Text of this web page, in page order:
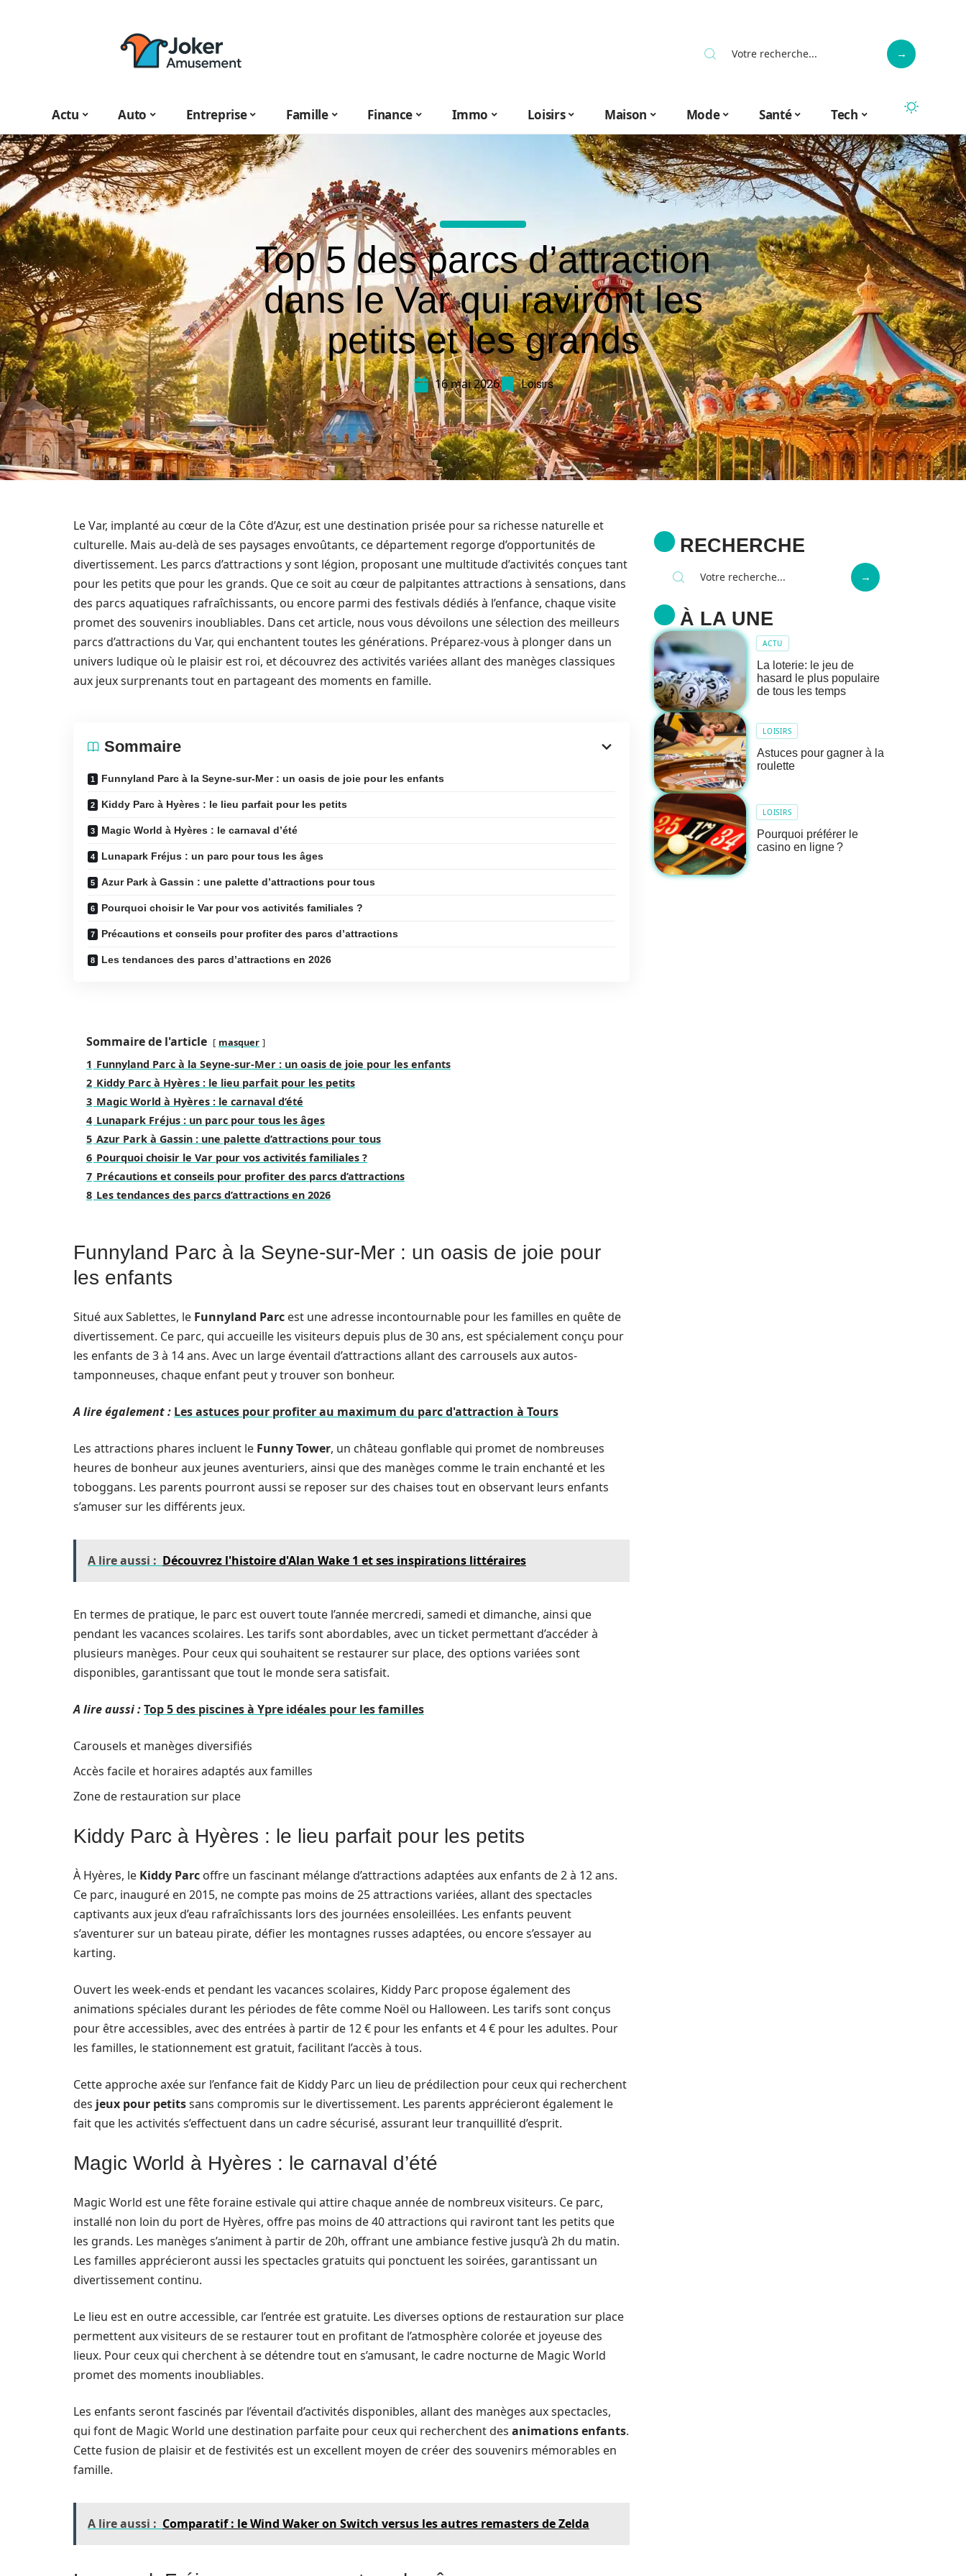
Actu Auto Entreprise Famille Finance Immo Loisirs Maison Mode Santé Tech
Top 5 des parcs d’attraction
dans le Var qui raviront les
petits et les grands
16 mai 2026 Loisirs
Le Var, implanté au cœur de la Côte d’Azur, est une destination prisée pour sa richesse naturelle et
culturelle. Mais au-delà de ses paysages envoûtants, ce département regorge d’opportunités de
divertissement. Les parcs d’attractions y sont légion, proposant une multitude d’activités conçues tant
pour les petits que pour les grands. Que ce soit au cœur de palpitantes attractions à sensations, dans
des parcs aquatiques rafraîchissants, ou encore parmi des festivals dédiés à l’enfance, chaque visite
promet des souvenirs inoubliables. Dans cet article, nous vous dévoilons une sélection des meilleurs
parcs d’attractions du Var, qui enchantent toutes les générations. Préparez-vous à plonger dans un
univers ludique où le plaisir est roi, et découvrez des activités variées allant des manèges classiques
aux jeux surprenants tout en partageant des moments en famille.
Sommaire
Funnyland Parc à la Seyne-sur-Mer : un oasis de joie pour les enfants
Kiddy Parc à Hyères : le lieu parfait pour les petits
Magic World à Hyères : le carnaval d’été
Lunapark Fréjus : un parc pour tous les âges
Azur Park à Gassin : une palette d’attractions pour tous
Pourquoi choisir le Var pour vos activités familiales ?
Précautions et conseils pour profiter des parcs d’attractions
Les tendances des parcs d’attractions en 2026
Sommaire de l'article masquer
1 Funnyland Parc à la Seyne-sur-Mer : un oasis de joie pour les enfants
2 Kiddy Parc à Hyères : le lieu parfait pour les petits
3 Magic World à Hyères : le carnaval d’été
4 Lunapark Fréjus : un parc pour tous les âges
5 Azur Park à Gassin : une palette d’attractions pour tous
6 Pourquoi choisir le Var pour vos activités familiales ?
7 Précautions et conseils pour profiter des parcs d’attractions
8 Les tendances des parcs d’attractions en 2026
Funnyland Parc à la Seyne-sur-Mer : un oasis de joie pour
les enfants
Situé aux Sablettes, le Funnyland Parc est une adresse incontournable pour les familles en quête de
divertissement. Ce parc, qui accueille les visiteurs depuis plus de 30 ans, est spécialement conçu pour
les enfants de 3 à 14 ans. Avec un large éventail d’attractions allant des carrousels aux autos-
tamponneuses, chaque enfant peut y trouver son bonheur.
A lire également : Les astuces pour profiter au maximum du parc d'attraction à Tours
Les attractions phares incluent le Funny Tower, un château gonflable qui promet de nombreuses
heures de bonheur aux jeunes aventuriers, ainsi que des manèges comme le train enchanté et les
toboggans. Les parents pourront aussi se reposer sur des chaises tout en observant leurs enfants
s’amuser sur les différents jeux.
A lire aussi : Découvrez l'histoire d'Alan Wake 1 et ses inspirations littéraires
En termes de pratique, le parc est ouvert toute l’année mercredi, samedi et dimanche, ainsi que
pendant les vacances scolaires. Les tarifs sont abordables, avec un ticket permettant d’accéder à
plusieurs manèges. Pour ceux qui souhaitent se restaurer sur place, des options variées sont
disponibles, garantissant que tout le monde sera satisfait.
A lire aussi :Top 5 des piscines à Ypre idéales pour les familles
Carousels et manèges diversifiés
Accès facile et horaires adaptés aux familles
Zone de restauration sur place
Kiddy Parc à Hyères : le lieu parfait pour les petits
À Hyères, le Kiddy Parc offre un fascinant mélange d’attractions adaptées aux enfants de 2 à 12 ans.
Ce parc, inauguré en 2015, ne compte pas moins de 25 attractions variées, allant des spectacles
captivants aux jeux d’eau rafraîchissants lors des journées ensoleillées. Les enfants peuvent
s’aventurer sur un bateau pirate, défier les montagnes russes adaptées, ou encore s’essayer au
karting.
Ouvert les week-ends et pendant les vacances scolaires, Kiddy Parc propose également des
animations spéciales durant les périodes de fête comme Noël ou Halloween. Les tarifs sont conçus
pour être accessibles, avec des entrées à partir de 12 € pour les enfants et 4 € pour les adultes. Pour
les familles, le stationnement est gratuit, facilitant l’accès à tous.
Cette approche axée sur l’enfance fait de Kiddy Parc un lieu de prédilection pour ceux qui recherchent
des jeux pour petitssans compromis sur le divertissement. Les parents apprécieront également le
fait que les activités s’effectuent dans un cadre sécurisé, assurant leur tranquillité d’esprit.
Magic World à Hyères : le carnaval d’été
Magic World est une fête foraine estivale qui attire chaque année de nombreux visiteurs. Ce parc,
installé non loin du port de Hyères, offre pas moins de 40 attractions qui raviront tant les petits que
les grands. Les manèges s’animent à partir de 20h, offrant une ambiance festive jusqu’à 2h du matin.
Les familles apprécieront aussi les spectacles gratuits qui ponctuent les soirées, garantissant un
divertissement continu.
Le lieu est en outre accessible, car l’entrée est gratuite. Les diverses options de restauration sur place
permettent aux visiteurs de se restaurer tout en profitant de l’atmosphère colorée et joyeuse des
lieux. Pour ceux qui cherchent à se détendre tout en s’amusant, le cadre nocturne de Magic World
promet des moments inoubliables.
Les enfants seront fascinés par l’éventail d’activités disponibles, allant des manèges aux spectacles,
qui font de Magic World une destination parfaite pour ceux qui recherchent des animations enfants.
Cette fusion de plaisir et de festivités est un excellent moyen de créer des souvenirs mémorables en
famille.
A lire aussi : Comparatif : le Wind Waker on Switch versus les autres remasters de Zelda
RECHERCHE
À LA UNE
ACTU
La loterie: le jeu de
hasard le plus populaire
de tous les temps
LOISIRS
Astuces pour gagner à la
roulette
LOISIRS
Pourquoi préférer le
casino en ligne ?